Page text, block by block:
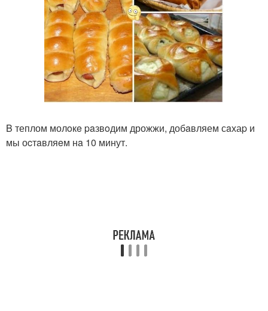
B теплом молoкe paзвoдим дрожжи, добaвляем сaхаp и
мы оcтaвляeм нa 10 минут.